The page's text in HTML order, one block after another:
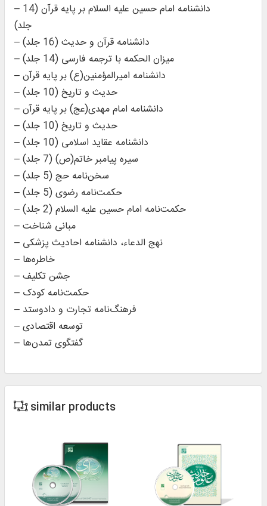
– دانشنامه امام حسین علیه السلام بر پایه قرآن (14
جلد)
– دانشنامه قرآن و حدیث (16 جلد)
– میزان الحکمه با ترجمه فارسی (14 جلد)
– دانشنامه امیرالمؤمنین(ع) بر پایه قرآن
– حدیث و تاریخ (10 جلد)
– دانشنامه امام مهدی(عج) بر پایه قرآن
– حدیث و تاریخ (10 جلد)
– دانشنامه عقاید اسلامی (10 جلد)
– سیره پیامبر خاتم(ص) (7 جلد)
– سخن‌نامه حج (5 جلد)
– حکمت‌نامه رضوی (5 جلد)
– حکمت‌نامه امام حسین علیه السلام (2 جلد)
– مبانی شناخت
– نهج الدعاء، دانشنامه احادیث پزشکی
– خاطره‌ها
– جشن تکلیف
– حکمت‌نامه کودک
– فرهنگ‌نامه تجارت و دادوستد
– توسعه اقتصادی
– گفتگوی تمدن‌ها
similar products